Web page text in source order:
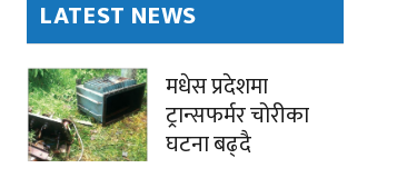
LATEST NEWS
मधेस प्रदेशमा
ट्रान्सफर्मर चोरीका
घटना बढ्दै